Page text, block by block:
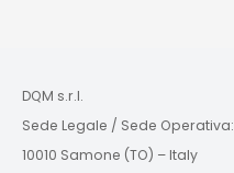
DQM s.r.l.
Sede Legale / Sede Operativa:
10010 Samone (TO) – Italy